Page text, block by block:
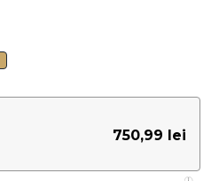
750,99 lei